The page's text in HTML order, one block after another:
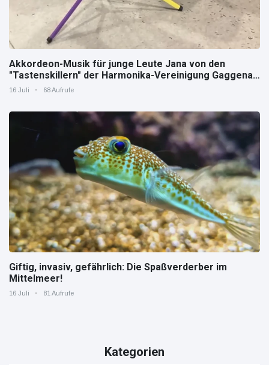
Akkordeon-Musik für junge Leute Jana von den
"Tastenskillern" der Harmonika-Vereinigung Gaggenau
zeigt, wie "jung" das Instrument sein kann.
16 Juli 68 Aufrufe
Giftig, invasiv, gefährlich: Die Spaßverderber im
Mittelmeer!
16 Juli 81 Aufrufe
Kategorien